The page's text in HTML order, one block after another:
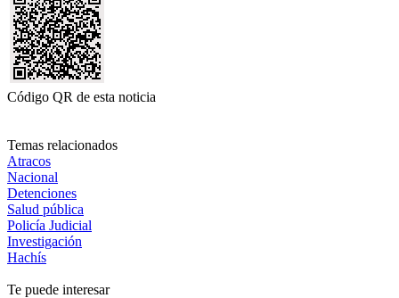
Código QR de esta noticia
Temas relacionados
Atracos
Nacional
Detenciones
Salud pública
Policía Judicial
Investigación
Hachís
Te puede interesar